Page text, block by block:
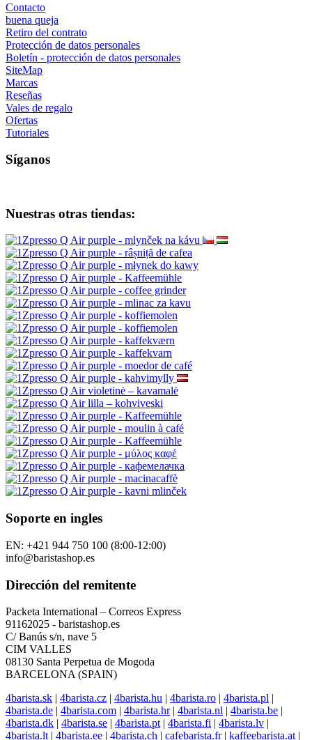
Contacto
buena queja
Retiro del contrato
Protección de datos personales
Boletín - protección de datos personales
SiteMap
Marcas
Reseñas
Vales de regalo
Ofertas
Tutoriales
Síganos
Nuestras otras tiendas:
Soporte en ingles
EN: +421 944 750 100 (8:00-12:00)
info@baristashop.es
Dirección del remitente
Packeta International – Correos Express
91162025 - baristashop.es
C/ Banús s/n, nave 5
CIM VALLES
08130 Santa Perpetua de Mogoda
BARCELONA (SPAIN)
4barista.sk | 4barista.cz | 4barista.hu | 4barista.ro | 4barista.pl |
4barista.de | 4barista.com | 4barista.hr| 4barista.nl | 4barista.be |
4barista.dk | 4barista.se | 4barista.pt | 4barista.fi | 4barista.lv |
4barista.lt | 4barista.ee | 4barista.ch | cafebarista.fr| kaffeebarista.at |